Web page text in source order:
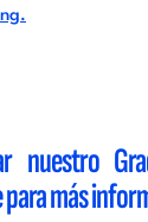
nuestro
para más